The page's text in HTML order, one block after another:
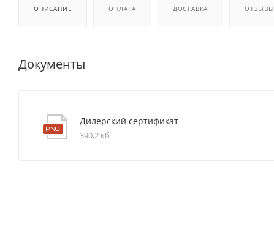
ОПИСАНИЕ ОПЛАТА ДОСТАВКА ОТЗЫВЫ
Документы
Дилерский сертификат
390,2 кб